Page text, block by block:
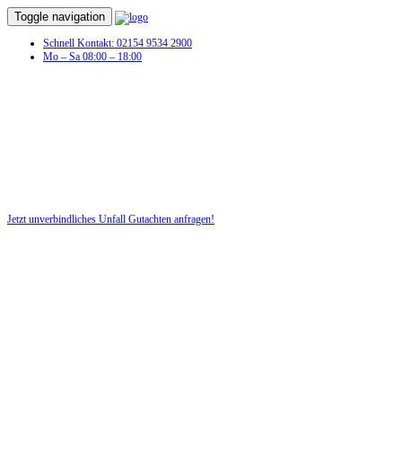
Toggle navigation
Schnell Kontakt: 02154 9534 2900
Mo – Sa 08:00 – 18:00
Jetzt unverbindliches Unfall Gutachten anfragen!